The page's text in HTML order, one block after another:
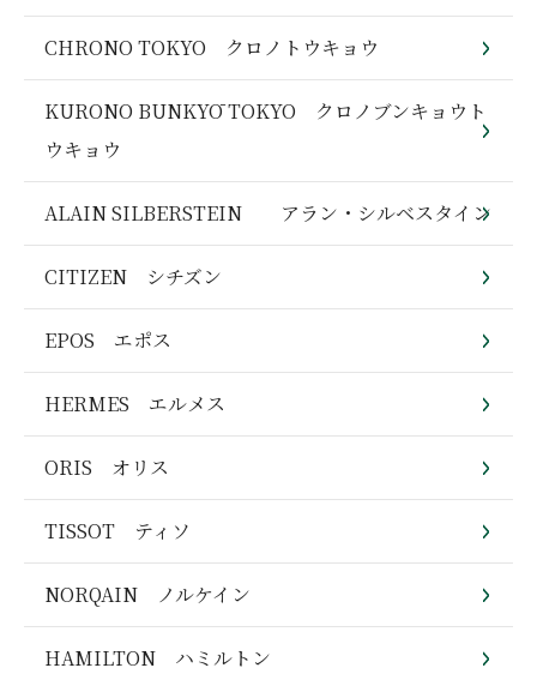
CHRONO TOKYO クロノトウキョウ
KURONO BUNKYŌ TOKYO クロノブンキョウト
ウキョウ
ALAIN SILBERSTEIN アラン・シルベスタイン
CITIZEN シチズン
EPOS エポス
HERMES エルメス
ORIS オリス
TISSOT ティソ
NORQAIN ノルケイン
HAMILTON ハミルトン